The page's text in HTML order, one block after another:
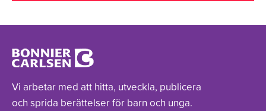
Vi arbetar med att hitta, utveckla, publicera
och sprida berättelser för barn och unga.